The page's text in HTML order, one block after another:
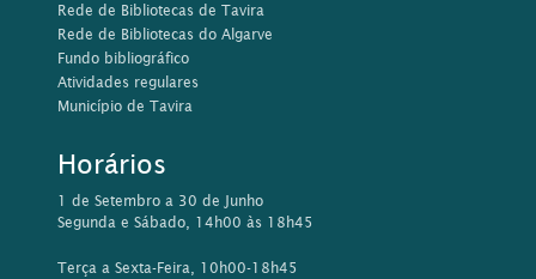
Rede de Bibliotecas de Tavira
Rede de Bibliotecas do Algarve
Fundo bibliográfico
Atividades regulares
Município de Tavira
Horários
1 de Setembro a 30 de Junho
Segunda e Sábado, 14h00 às 18h45
Terça a Sexta-Feira, 10h00-18h45